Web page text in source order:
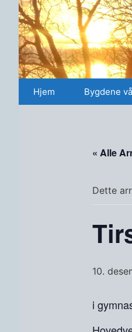
Hopp
innhold
Hjem Bygdene
« Alle
Dette
10.
i